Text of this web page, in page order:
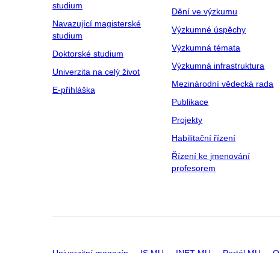
studium
Navazující magisterské
studium
Doktorské studium
Univerzita na celý život
E-přihláška
Dění ve výzkumu
Výzkumné úspěchy
Výzkumná témata
Výzkumná infrastruktura
Mezinárodní vědecká rada
Publikace
Projekty
Habilitační řízení
Řízení ke jmenování
profesorem